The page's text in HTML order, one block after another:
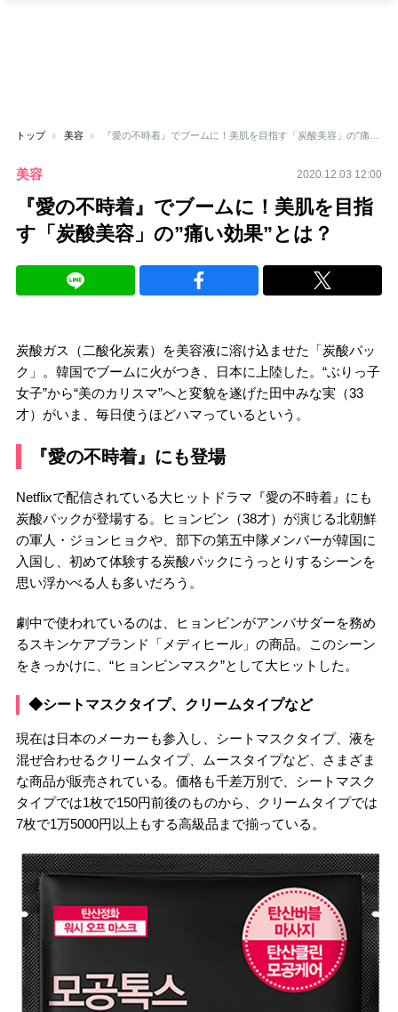
トップ 美容
美容 2020.12.03 12:00
『愛の不時着』でブームに！美肌を目指
す「炭酸美容」の”痛い効果”とは？
炭酸ガス（二酸化炭素）を美容液に溶け込ませた「炭酸パッ
ク」。韓国でブームに火がつき、日本に上陸した。“ぶりっ子
女子”から“美のカリスマ”へと変貌を遂げた田中みな実（33
才）がいま、毎日使うほどハマっているという。
『愛の不時着』にも登場
Netflixで配信されている大ヒットドラマ『愛の不時着』にも
炭酸パックが登場する。ヒョンビン（38才）が演じる北朝鮮
の軍人・ジョンヒョクや、部下の第五中隊メンバーが韓国に
入国し、初めて体験する炭酸パックにうっとりするシーンを
思い浮かべる人も多いだろう。
劇中で使われているのは、ヒョンビンがアンバサダーを務め
るスキンケアブランド「メディヒール」の商品。このシーン
をきっかけに、“ヒョンビンマスク”として大ヒットした。
◆シートマスクタイプ、クリームタイプなど
現在は日本のメーカーも参入し、シートマスクタイプ、液を
混ぜ合わせるクリームタイプ、ムースタイプなど、さまざま
な商品が販売されている。価格も千差万別で、シートマスク
タイプでは1枚で150円前後のものから、クリームタイプでは
7枚で1万5000円以上もする高級品まで揃っている。